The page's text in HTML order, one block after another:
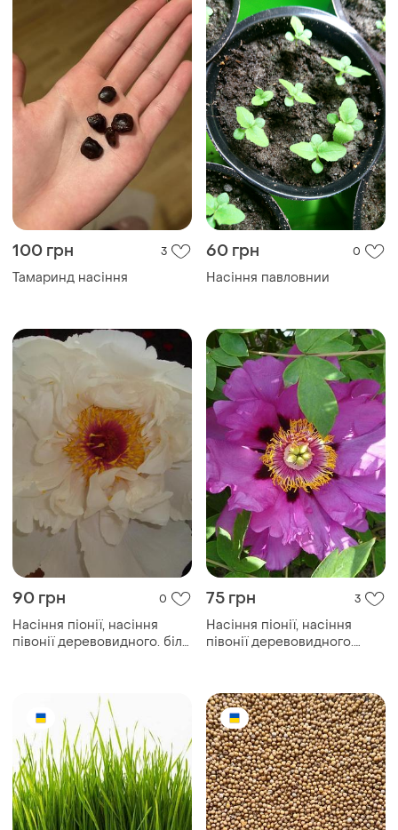
100 грн 3
Тамаринд насіння
60 грн 0
Насіння павловнии
90 грн 0
Насіння піонії, насіння
півонії деревовидного. біла
75 грн 3
Насіння піонії, насіння
півонії деревовидного.